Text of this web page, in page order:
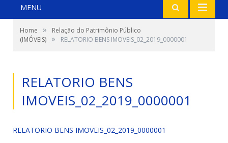
MENU
Home »
Relação do Patrimônio Público
(IMÓVEIS) » RELATORIO BENS IMOVEIS_02_2019_0000001
RELATORIO BENS
IMOVEIS_02_2019_0000001
RELATORIO BENS IMOVEIS_02_2019_0000001